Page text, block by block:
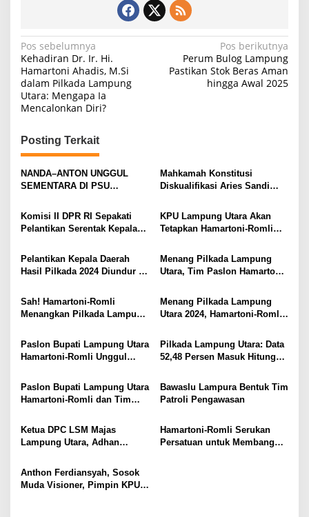
N
a
v
i
a
s
i
o
Pos sebelumnya
Kehadiran Dr. Ir. Hi.
Hamartoni Ahadis, M.Si
dalam Pilkada Lampung
Utara: Mengapa Ia
Mencalonkan Diri?
Pos berikutnya
Perum Bulog Lampung
Pastikan Stok Beras Aman
hingga Awal 2025
Posting Terkait
NANDA–ANTON UNGGUL
SEMENTARA DI PSU
COUNT RAKATA Unggul di 8
dari 11 Kecamatan, Tim
Pemenangan Tetap Tunggu
Mahkamah Konstitusi
Diskualifikasi Aries Sandi
Pesawaran 2024
Komisi II DPR RI Sepakati
Pelantikan Serentak Kepala
KPU Lampung Utara Akan
Tetapkan Hamartoni-Romli
Bupati Terpilih Besok
Pelantikan Kepala Daerah
Hasil Pilkada 2024 Diundur ke
Menang Pilkada Lampung
Utara, Tim Paslon Hamartoni-
dan Terimakasih Kepada
Semua Pihak
Sah! Hamartoni-Romli
Menangkan Pilkada Lampung
Menang Pilkada Lampung
Utara 2024, Hamartoni-Romli
Masyarakat
Paslon Bupati Lampung Utara
Hamartoni-Romli Unggul
2024
Pilkada Lampung Utara: Data
52,48 Persen Masuk Hitung
Romli Unggul 63,93 Persen
Paslon Bupati Lampung Utara
Hamartoni-Romli dan Tim
Pilkada Serentak
Bawaslu Lampura Bentuk Tim
Patroli Pengawasan
Ketua DPC LSM Majas
Lampung Utara, Adhan
Kondusivitas Jelang Pilkada
2024
Hamartoni-Romli Serukan
Persatuan untuk Membangun
Anthon Ferdiansyah, Sosok
Muda Visioner, Pimpin KPU